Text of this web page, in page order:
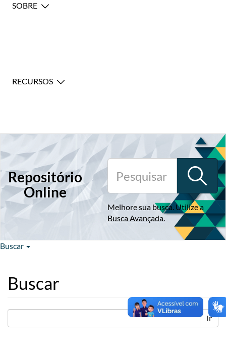
SOBRE
RECURSOS
Repositório
Online
Melhore sua busca. Utilize a
Busca Avançada.
Buscar
Buscar
Ir